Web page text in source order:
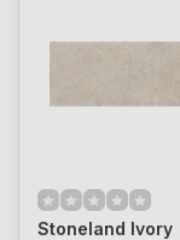
Stoneland Ivory